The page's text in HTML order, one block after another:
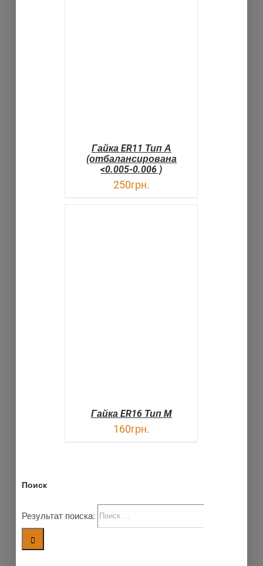
Гайка ER11 Тип А
(отбалансирована
<0.005-0.006 )
250грн.
Гайка ER16 Тип M
160грн.
Поиск
Результат поиска: